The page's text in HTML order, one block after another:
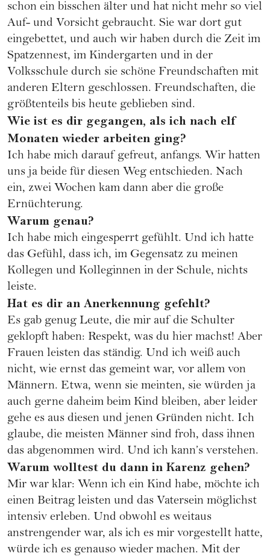
schon ein bisschen älter und hat nicht mehr so viel
Auf- und Vorsicht gebraucht. Sie war dort gut
eingebettet, und auch wir haben durch die Zeit im
Spatzennest, im Kindergarten und in der
Volksschule durch sie schöne Freundschaften mit
anderen Eltern geschlossen. Freundschaften, die
größtenteils bis heute geblieben sind.
Wie ist es dir gegangen, als ich nach elf
Monaten wieder arbeiten ging?
Ich habe mich darauf gefreut, anfangs. Wir hatten
uns ja beide für diesen Weg entschieden. Nach
ein, zwei Wochen kam dann aber die große
Ernüchterung.
Warum genau?
Ich habe mich eingesperrt gefühlt. Und ich hatte
das Gefühl, dass ich, im Gegensatz zu meinen
Kollegen und Kolleginnen in der Schule, nichts
leiste.
Hat es dir an Anerkennung gefehlt?
Es gab genug Leute, die mir auf die Schulter
geklopft haben: Respekt, was du hier machst! Aber
Frauen leisten das ständig. Und ich weiß auch
nicht, wie ernst das gemeint war, vor allem von
Männern. Etwa, wenn sie meinten, sie würden ja
auch gerne daheim beim Kind bleiben, aber leider
gehe es aus diesen und jenen Gründen nicht. Ich
glaube, die meisten Männer sind froh, dass ihnen
das abgenommen wird. Und ich kann’s verstehen.
Warum wolltest du dann in Karenz gehen?
Mir war klar: Wenn ich ein Kind habe, möchte ich
einen Beitrag leisten und das Vatersein möglichst
intensiv erleben. Und obwohl es weitaus
anstrengender war, als ich es mir vorgestellt hatte,
würde ich es genauso wieder machen. Mit der